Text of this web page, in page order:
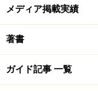
メディア掲載実績
著書
ガイド記事 一覧